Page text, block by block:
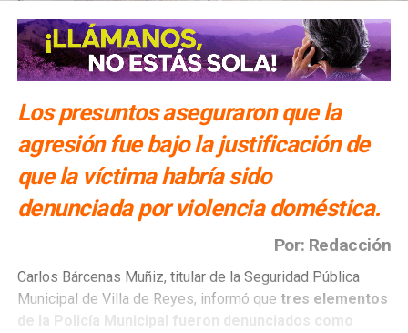
Los presuntos aseguraron que la
agresión fue bajo la justificación de
que la víctima habría sido
denunciada por violencia doméstica.
Por: Redacción
Carlos Bárcenas Muñiz, titular de la Seguridad Pública
Municipal de Villa de Reyes, informó que tres elementos
de la Policía Municipal fueron denunciados como